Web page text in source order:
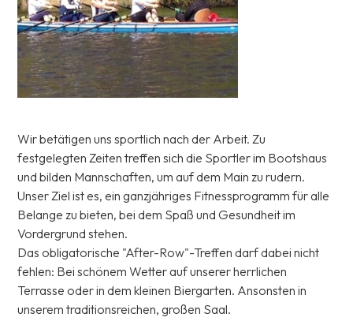
Wir betätigen uns sportlich nach der Arbeit. Zu
festgelegten Zeiten treffen sich die Sportler im Bootshaus
und bilden Mannschaften, um auf dem Main zu rudern.
Unser Ziel ist es, ein ganzjähriges Fitnessprogramm für alle
Belange zu bieten, bei dem Spaß und Gesundheit im
Vordergrund stehen.
Das obligatorische "After-Row"-Treffen darf dabei nicht
fehlen: Bei schönem Wetter auf unserer herrlichen
Terrasse oder in dem kleinen Biergarten. Ansonsten in
unserem traditionsreichen, großen Saal.